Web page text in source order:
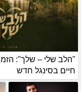
"הלב שלי – שלך":
חיים בסינגל חדש